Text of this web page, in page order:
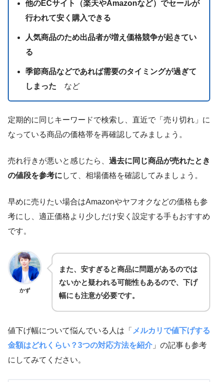
他のECサイト（楽天やAmazonなど）でセールが
行われて安く購入できる
人気商品のため出品者が増え価格競争が起きてい
る
季節商品などであれば需要のタイミングが過ぎて
しまった など
定期的に同じキーワードで検索し、直近で「売り切れ」に
なっている商品の価格帯を再確認してみましょう。
売れ行きが悪いと感じたら、 過去に同じ商品が売れたとき
の値段を参考に して、相場価格を確認してみましょう。
早めに売りたい場合はAmazonやヤフオクなどの価格も参
考にし、適正価格より少しだけ安く設定する手もおすすめ
です。
かず
また、安すぎると商品に問題があるのでは
ないかと疑われる可能性もあるので、下げ
幅にも注意が必要です。
値下げ幅について悩んでいる人は「 メルカリで値下げする
金額はどれくらい？3つの対応方法を紹介 」の記事も参考
にしてみてください。